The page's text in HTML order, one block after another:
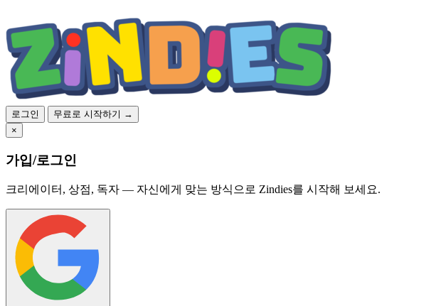
로그인
무료로 시작하기 →
×
가입/로그인
크리에이터, 상점, 독자 — 자신에게 맞는 방식으로 Zindies를 시작해 보세요.